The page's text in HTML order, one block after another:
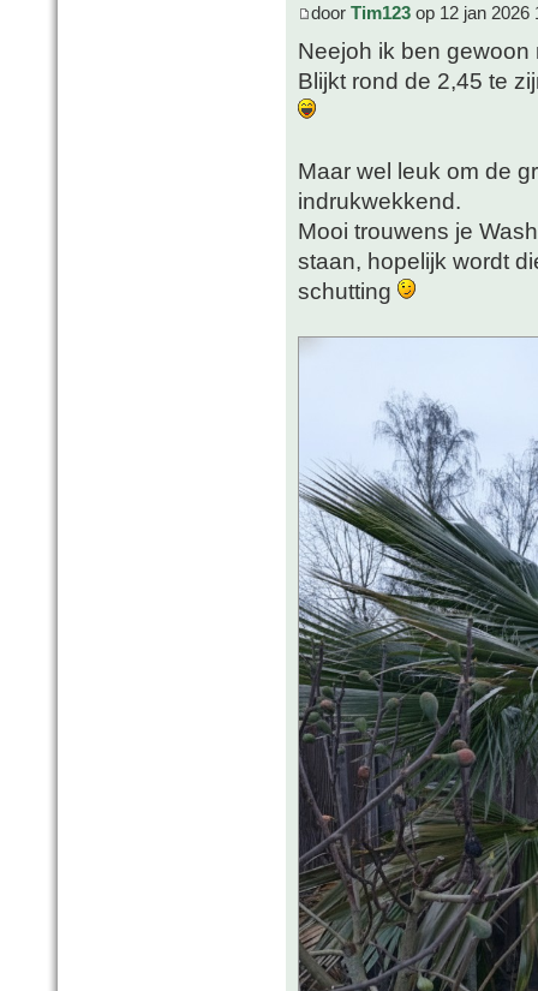
door Tim123 op 12 jan 2026
Neejoh ik ben
Blijkt rond de 2,45 te
Maar wel leuk om de
indrukwekkend.
Mooi trouwens je
staan, hopelijk wordt
schutting